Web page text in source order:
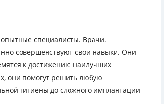
опытные специалисты. Врачи,
совершенствуют свои навыки. Они
к достижению наилучших
они помогут решить любую
гигиены до сложного имплантации